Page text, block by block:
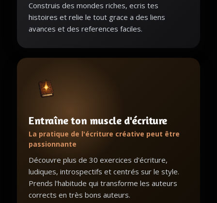
Construis des mondes riches, ecris tes
histoires et relie le tout grace a des liens
avances et des references faciles.
Entraîne ton muscle d'écriture
La pratique de l'écriture créative peut être
passionnante
Découvre plus de 30 exercices d'écriture,
ludiques, introspectifs et centrés sur le style.
Prends l'habitude qui transforme les auteurs
corrects en très bons auteurs.